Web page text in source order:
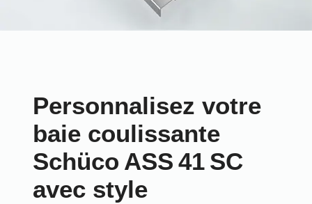
Personnalisez votre
baie coulissante
Schüco ASS 41 SC
avec style